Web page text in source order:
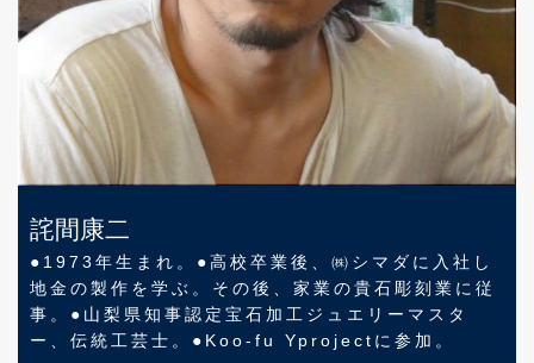
詫間康二
●1973年生まれ。●高校卒業後、㈱シマダに入社し
地金の製作を学ぶ。その後、家業の貴石彫刻業に従
事。●山梨県知事認定宝石加工ジュエリーマスタ
ー、伝統工芸士。●Koo-fu Yprojectに参加。